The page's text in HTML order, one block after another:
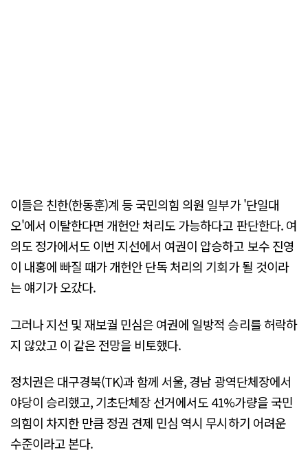
이들은 친한(한동훈)계 등 국민의힘 의원 일부가 '단일대
오'에서 이탈한다면 개헌안 처리도 가능하다고 판단한다. 여
의도 정가에서도 이번 지선에서 여권이 압승하고 보수 진영
이 내홍에 빠질 때가 개헌안 단독 처리의 기회가 될 것이라
는 얘기가 오갔다.
그러나 지선 및 재보궐 민심은 여권에 일방적 승리를 허락하
지 않았고 이 같은 전망을 비토했다.
정치권은 대구경북(TK)과 함께 서울, 경남 광역단체장에서
야당이 승리했고, 기초단체장 선거에서도 41%가량을 국민
의힘이 차지한 만큼 정권 견제 민심 역시 무시하기 어려운
수준이라고 본다.